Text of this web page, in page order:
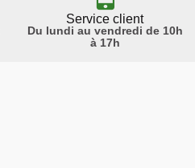
Service client
Du lundi au vendredi de 10h
à 17h